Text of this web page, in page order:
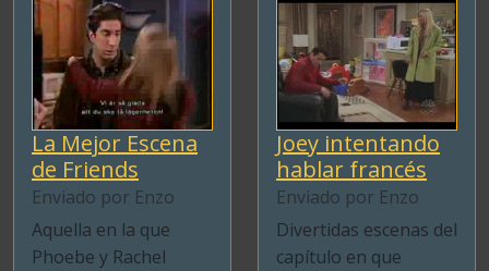
La Mejor Escena
de Friends
Enviado por Enzo
Aquella en la que
Phoebe y Rachel
Joey intentando
hablar francés
Enviado por Enzo
Divertidas escenas del
capítulo en que